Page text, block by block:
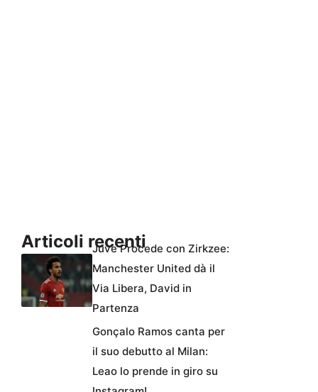
Articoli recentiJuve Procede con Zirkzee:
Manchester United dà il
Via Libera, David in
Partenza
Gonçalo Ramos canta per
il suo debutto al Milan:
Leao lo prende in giro su